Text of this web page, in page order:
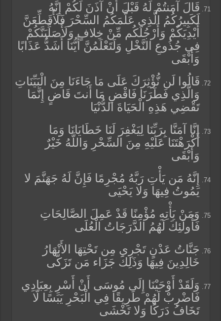
قَالَ آمَنتُمْ لَهُ قَبْلَ أَنْ آذَنَ لَكُمْ إِنَّهُ
لَكَبِيرُكُمُ الَّذِي عَلَّمَكُمُ السِّحْرَ فَلَأُقَطِّعَنَّ
أَيْدِيَكُمْ وَأَرْجُلَكُم مِّنْ خِلافٍ وَلَأُصَلِّبَنَّكُمْ
فِي جُذُوعِ النَّخْلِ وَلَتَعْلَمُنَّ أَيُّنَا أَشَدُّ عَذَابًا
وَأَبْقَى
قَالُوا لَن نُّؤْثِرَكَ عَلَى مَا جَاءَنَا مِنَ الْبَيِّنَاتِ
وَالَّذِي فَطَرَنَا فَاقْضِ مَا أَنتَ قَاضٍ إِنَّمَا
تَقْضِي هَذِهِ الْحَيَاةَ الدُّنْيَا
إِنَّا آمَنَّا بِرَبِّنَا لِيَغْفِرَ لَنَا خَطَايَانَا وَمَا
أَكْرَهْتَنَا عَلَيْهِ مِنَ السِّحْرِ وَاللَّهُ خَيْرٌ
وَأَبْقَى
إِنَّهُ مَن يَأْتِ رَبَّهُ مُجْرِمًا فَإِنَّ لَهُ جَهَنَّمَ لا
يَمُوتُ فِيهَا وَلا يَحْيَى
وَمَنْ يَأْتِهِ مُؤْمِنًا قَدْ عَمِلَ الصَّالِحَاتِ
فَأُولَئِكَ لَهُمُ الدَّرَجَاتُ الْعُلَى
جَنَّاتُ عَدْنٍ تَجْرِي مِن تَحْتِهَا الأَنْهَارُ
خَالِدِينَ فِيهَا وَذَلِكَ جَزَاء مَن تَزَكَّى
وَلَقَدْ أَوْحَيْنَا إِلَى مُوسَى أَنْ أَسْرِ بِعِبَادِي
فَاضْرِبْ لَهُمْ طَرِيقًا فِي الْبَحْرِ يَبَسًا لّا
تَخَافُ دَرَكًا وَلا تَخْشَى